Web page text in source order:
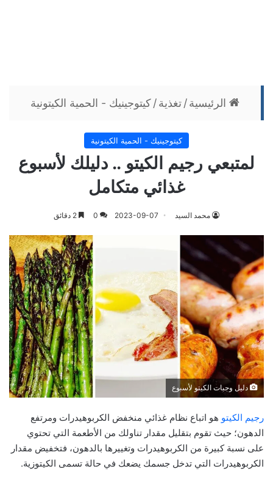
الرئيسية/تغذية/كيتوجينيك - الحمية الكيتونية
كيتوجينيك - الحمية الكيتونية
لمتبعي رجيم الكيتو .. دليلك لأسبوع
غذائي متكامل
محمد السيد 2023-09-07
0
دليل وجبات الكيتو لأسبوع
رجيم الكيتو هو اتباع نظام غذائي منخفض الكربوهيدرات ومرتفع
الدهون؛ حيث تقوم بتقليل مقدار تناولك من الأطعمة التي تحتوي
على نسبة كبيرة من الكربوهيدرات وتغييرها بالدهون، فتخفيض مقدار
الكربوهيدرات التي تدخل جسمك يضعك في حالة تسمى الكيتوزية.